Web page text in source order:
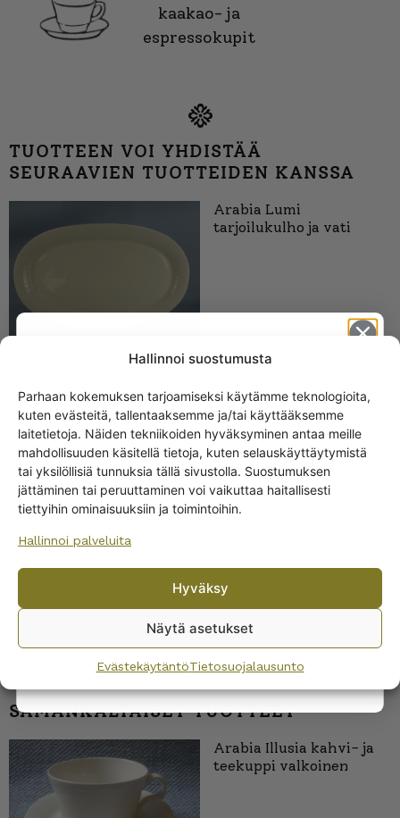
Hallinnoi suostumusta
Parhaan kokemuksen tarjoamiseksi käytämme teknologioita,
kuten evästeitä, tallentaaksemme ja/tai käyttääksemme
laitetietoja. Näiden tekniikoiden hyväksyminen antaa meille
mahdollisuuden käsitellä tietoja, kuten selauskäyttäytymistä
tai yksilöllisiä tunnuksia tällä sivustolla. Suostumuksen
jättäminen tai peruuttaminen voi vaikuttaa haitallisesti
tiettyihin ominaisuuksiin ja toimintoihin.
Hallinnoi palveluita
Hyväksy
Näytä asetukset
EvästekäytäntöTietosuojalausunto
kaakao- ja
espressokupit
TUOTTEEN VOI YHDISTÄÄ
SEURAAVIEN TUOTTEIDEN KANSSA
Arabia Lumi
tarjoilukulho ja vati
Arabia Lumi lautaset
SAMANKALTAISET TUOTTEET
Arabia Illusia kahvi- ja
teekuppi valkoinen
Get -5%
off?
Yes! I want the discount
By subscribing to the newsletter, you consent to receiving messages from
privacy policy.